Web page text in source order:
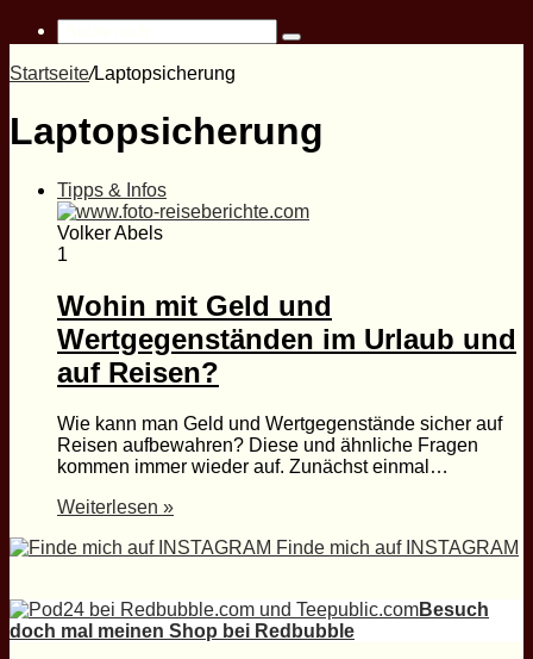
Suche
Startseite/Laptopsicherung
Laptopsicherung
Tipps & Infos
Volker Abels
1
Wohin mit Geld und
Wertgegenständen im Urlaub und
auf Reisen?
Wie kann man Geld und Wertgegenstände sicher auf
Reisen aufbewahren? Diese und ähnliche Fragen
kommen immer wieder auf. Zunächst einmal…
Weiterlesen »
Finde mich auf INSTAGRAM
Besuch
doch mal meinen Shop bei Redbubble